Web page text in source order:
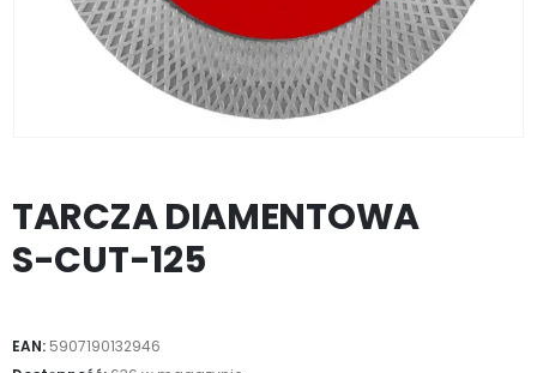
TARCZA DIAMENTOWA
S-CUT-125
EAN: 5907190132946